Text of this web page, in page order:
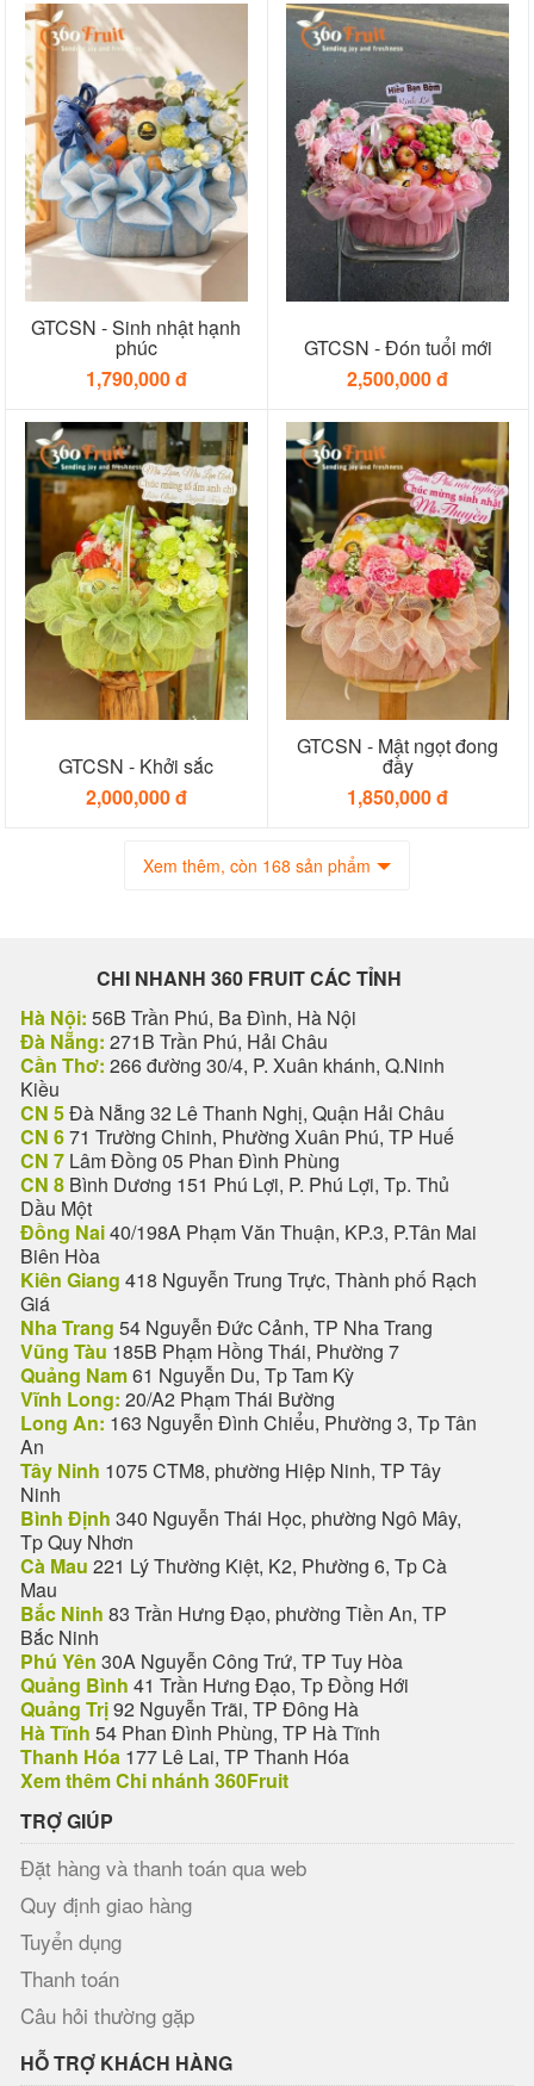
GTCSN - Sinh nhật hạnh
phúc
1,790,000 đ
GTCSN - Đón tuổi mới
2,500,000 đ
GTCSN - Khởi sắc
2,000,000 đ
GTCSN - Mật ngọt đong
đầy
1,850,000 đ
Xem thêm, còn 168 sản phẩm
CHI NHANH 360 FRUIT CÁC TỈNH
Hà Nội: 56B Trần Phú, Ba Đình, Hà Nội
Đà Nẵng: 271B Trần Phú, Hải Châu
Cần Thơ: 266 đường 30/4, P. Xuân khánh, Q.Ninh
Kiều
CN 5Đà Nẵng 32 Lê Thanh Nghị, Quận Hải Châu
CN 671 Trường Chinh, Phường Xuân Phú, TP Huế
CN 7 Lâm Đồng 05 Phan Đình Phùng
CN 8 Bình Dương 151 Phú Lợi, P. Phú Lợi, Tp. Thủ
Dầu Một
Đồng Nai40/198A Phạm Văn Thuận, KP.3, P.Tân Mai
Biên Hòa
Kiên Giang 418 Nguyễn Trung Trực, Thành phố Rạch
Giá
Nha Trang 54 Nguyễn Đức Cảnh, TP Nha Trang
Vũng Tàu 185B Phạm Hồng Thái, Phường 7
Quảng Nam61 Nguyễn Du, Tp Tam Kỳ
Vĩnh Long: 20/A2 Phạm Thái Bường
Long An: 163 Nguyễn Đình Chiểu, Phường 3, Tp Tân
An
Tây Ninh 1075 CTM8, phường Hiệp Ninh, TP Tây
Ninh
Bình Định 340 Nguyễn Thái Học, phường Ngô Mây,
Tp Quy Nhơn
Cà Mau 221 Lý Thường Kiệt, K2, Phường 6, Tp Cà
Mau
Bắc Ninh 83 Trần Hưng Đạo, phường Tiền An, TP
Bắc Ninh
Phú Yên 30A Nguyễn Công Trứ, TP Tuy Hòa
Quảng Bình 41 Trần Hưng Đạo, Tp Đồng Hới
Quảng Trị92 Nguyễn Trãi, TP Đông Hà
Hà Tĩnh 54 Phan Đình Phùng, TP Hà Tĩnh
Thanh Hóa 177 Lê Lai, TP Thanh Hóa
Xem thêm Chi nhánh 360Fruit
TRỢ GIÚP
Đặt hàng và thanh toán qua web
Quy định giao hàng
Tuyển dụng
Thanh toán
Câu hỏi thường gặp
HỖ TRỢ KHÁCH HÀNG